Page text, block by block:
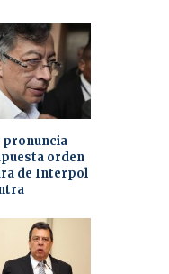
pronuncia
orden
de Interpol